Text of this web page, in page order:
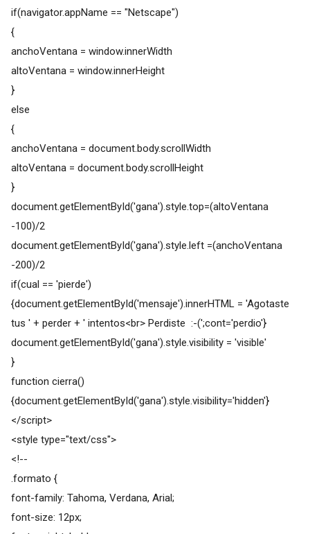
if(navigator.appName == "Netscape")
{
anchoVentana = window.innerWidth
altoVentana = window.innerHeight
}
else
{
anchoVentana = document.body.scrollWidth
altoVentana = document.body.scrollHeight
}
document.getElementById('gana').style.top=(altoVentana
-100)/2
document.getElementById('gana').style.left =(anchoVentana
-200)/2
if(cual == 'pierde')
{document.getElementById('mensaje').innerHTML = 'Agotaste
tus ' + perder + ' intentos<br> Perdiste :-(';cont='perdio'}
document.getElementById('gana').style.visibility = 'visible'
}
function cierra()
{document.getElementById('gana').style.visibility='hidden'}
</script>
<style type="text/css">
<!--
.formato {
font-family: Tahoma, Verdana, Arial;
font-size: 12px;